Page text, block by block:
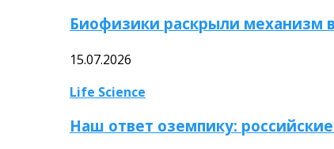
Биофизики раскрыли механизм
15.07.2026
Life Science
Наш ответ оземпику: